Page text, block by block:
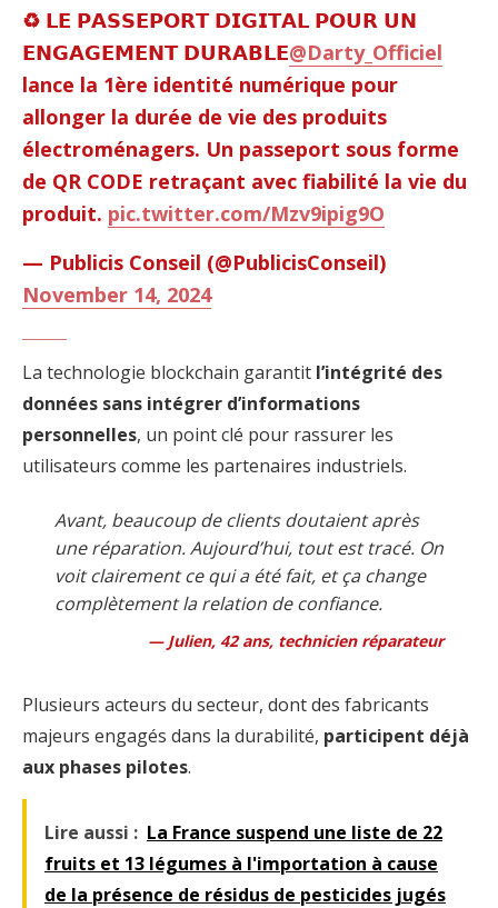
♻️ 𝗟𝗘 𝗣𝗔𝗦𝗦𝗘𝗣𝗢𝗥𝗧 𝗗𝗜𝗚𝗜𝗧𝗔𝗟 𝗣𝗢𝗨𝗥 𝗨𝗡
𝗘𝗡𝗚𝗔𝗚𝗘𝗠𝗘𝗡𝗧 𝗗𝗨𝗥𝗔𝗕𝗟𝗘@Darty_Officiel
lance la 1ère identité numérique pour
allonger la durée de vie des produits
électroménagers. Un passeport sous forme
de QR CODE retraçant avec fiabilité la vie du
produit. pic.twitter.com/Mzv9ipig9O
— Publicis Conseil (@PublicisConseil)
November 14, 2024
La technologie blockchain garantit l’intégrité des
données sans intégrer d’informations
personnelles, un point clé pour rassurer les
utilisateurs comme les partenaires industriels.
Avant, beaucoup de clients doutaient après
une réparation. Aujourd’hui, tout est tracé. On
voit clairement ce qui a été fait, et ça change
complètement la relation de confiance.
Julien, 42 ans, technicien réparateur
Plusieurs acteurs du secteur, dont des fabricants
majeurs engagés dans la durabilité, participent déjà
aux phases pilotes.
Lire aussi : La France suspend une liste de 22
fruits et 13 légumes à l'importation à cause
de la présence de résidus de pesticides jugés